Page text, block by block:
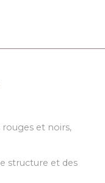
et noirs,
structure et des